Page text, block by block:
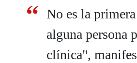
No es la
alguna persona
clínica",